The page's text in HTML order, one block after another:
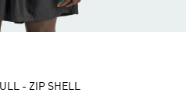
- ZIP SHELL